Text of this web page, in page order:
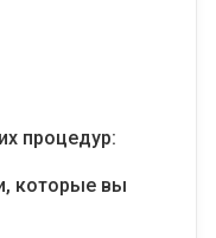
процедур:
которые вы